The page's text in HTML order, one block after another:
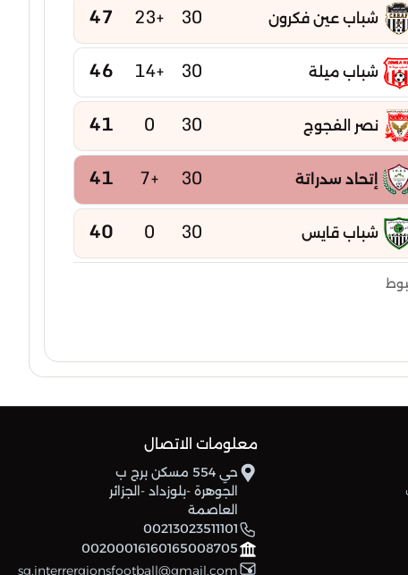
شباب عين فكرون 30
+23
47
شباب ميلة 30
+14
46
نصر الفجوج 30
0
41
إتحاد سدراتة 30
+7
41
شباب قايس 30
0
40
30
-15
30
-6
37
30
-7
37
معلومات الاتصال
حي 554 مسكن برج ب
الجوهرة -بلوزداد -الجزائر
العاصمة
00213023511101
00200016160165008705
sg.interrergionsfootball@gmail.com